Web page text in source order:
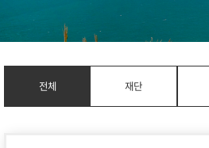
전체 재단